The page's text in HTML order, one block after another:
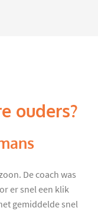
ouders?
De coach was
er snel een klik
gemiddelde snel